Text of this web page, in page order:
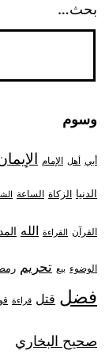
بحث…
وسوم
أبي أهل الإمام
الدنيا الزكاة الساعة
القرآن القراءة الله
الوضوء بيع تحريم
فضل قتل قراءة
صحيح البخاري